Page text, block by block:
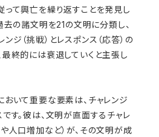
って興亡を繰り返すことを発見し
去の諸文明を21の文明に分類し、
ジ（挑戦）とレスポンス（応答）の
終的には衰退していくと主張し
おいて重要な要素は、チャレンジ
す。彼は、文明が直面するチャレ
人口増加など）が、その文明が成